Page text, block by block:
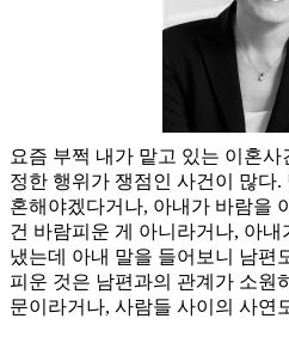
요즘 부쩍 내가 맡고 있는 이혼
정한 행위가 쟁점인 사건이 많다.
혼해야겠다거나, 아내가 바람을
건 바람피운 게 아니라거나, 아
냈는데 아내 말을 들어보니 남편
피운 것은 남편과의 관계가 소원
문이라거나, 사람들 사이의 사연